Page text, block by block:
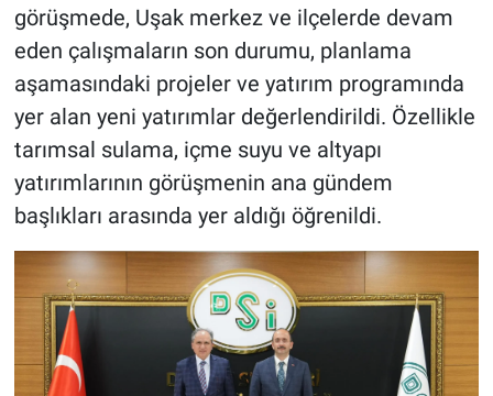
görüşmede, Uşak merkez ve ilçelerde devam
eden çalışmaların son durumu, planlama
aşamasındaki projeler ve yatırım programında
yer alan yeni yatırımlar değerlendirildi. Özellikle
tarımsal sulama, içme suyu ve altyapı
yatırımlarının görüşmenin ana gündem
başlıkları arasında yer aldığı öğrenildi.